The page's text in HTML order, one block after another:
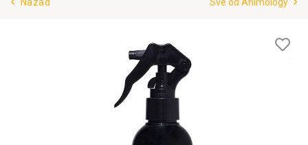
Brendovi